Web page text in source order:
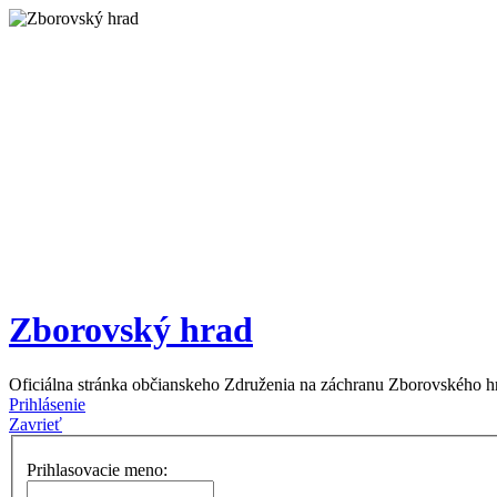
Zborovský hrad
Oficiálna stránka občianskeho Združenia na záchranu Zborovského
Prihlásenie
Zavrieť
Prihlasovacie meno: